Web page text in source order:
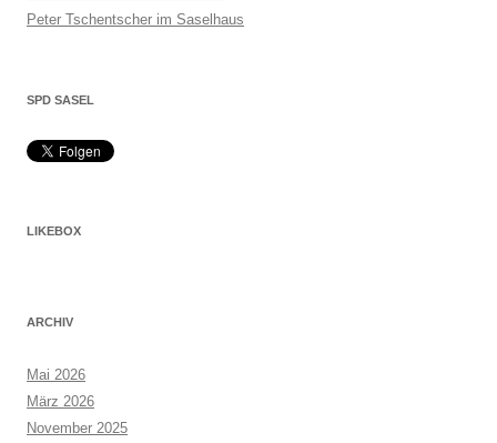
Peter Tschentscher im Saselhaus
SPD SASEL
LIKEBOX
ARCHIV
Mai 2026
März 2026
November 2025